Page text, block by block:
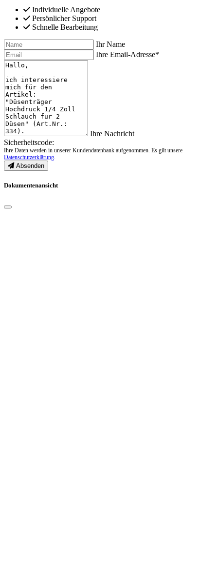
Individuelle Angebote
Persönlicher Support
Schnelle Bearbeitung
Ihr Name
Ihre Email-Adresse*
Ihre Nachricht
Sicherheitscode:
Ihre Daten werden in unserer Kundendatenbank aufgenommen. Es gilt unsere
Datenschutzerklärung.
Absenden
Dokumentenansicht